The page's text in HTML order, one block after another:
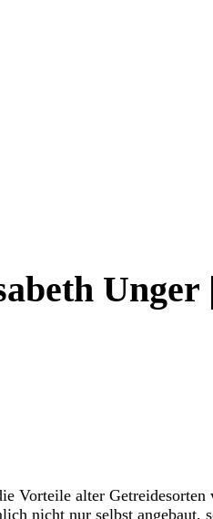
Unger
Vorteile alter
nicht nur selbst angebaut,